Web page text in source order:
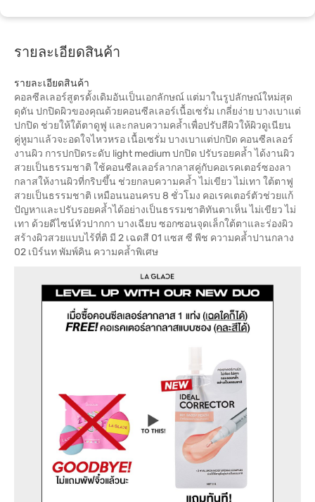
รายละเอียดสินค้า
รายละเอียดสินค้า
คอลซีลเลอร์สูตรดั้งเดิมอันเป็นเอกลักษณ์ แต่มาในรูปลักษณ์ใหม่สุด
ดุดัน ปกปิดผิวของคุณด้วยคอนซีลเลอร์เนื้อเซรั่ม เกลี่ยง่าย บางเบาแต่
ปกปิด ช่วยให้ใต้ตาดูฟู และกลบความคล้ำเพื่อปรับสีผิวให้ผิวดูเนียน
คู่หูมาแล้วจะอดใจไหวหรอ เนื้อเซรั่ม บางเบาแต่ปกปิด คอนซีลเลอร์
งานผิว การปกปิดระดับ light medium ปกปิด ปรับรอยคล้ำ ได้งานผิว
สวยเป็นธรรมชาติ ใช้คอนซีลเลอร์ลากลาสคู่กับคอเรคเตอร์ซองลา
กลาสให้งานผิวที่กริบขึ้น ช่วยกลบความคล้ำ ไม่เขียว ไม่เทา ใต้ตาฟู
สวยเป็นธรรมชาติ เหมือนนอนครบ 8 ชั่วโมง คอเรคเตอร์ตัวช่วยแก้
ปัญหาและปรับรอยคล้ำได้อย่างเป็นธรรมชาติทันตาเห็น ไม่เขียว ไม่
เทา ด้วยดีไซน์หัวปากกา บางเฉียบ ซอกซอนจุดเล็กใต้ตาและร่องผิว
สร้างผิวสวยแบบไร้ที่ติ มี 2 เฉดสี 01 แซส ซี พีช ความคล้ำปานกลาง
02 เบิร์นท พัมพ์คิน ความคล้ำพิเศษ